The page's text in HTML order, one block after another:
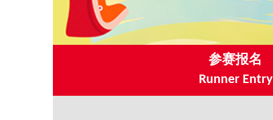
参赛报名
Runner Entry